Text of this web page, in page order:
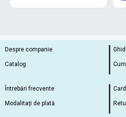
Despre companie
Catalog
Întrebări frecvente
Modalitați de plată